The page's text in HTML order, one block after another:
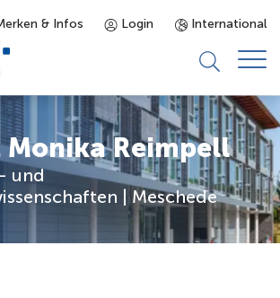
& Infos Login International
Monika Reimpell
und
| Meschede